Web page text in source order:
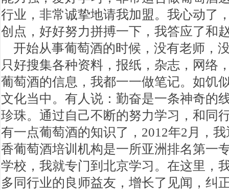
行业，非常诚挚地请我加盟。我心动了
创点，好好努力拼搏一下，我答应了和
开始从事葡萄酒的时候，没有老师，
只好搜集各种资料，报纸，杂志，网络
葡萄酒的信息，我都一一做笔记。如饥
文化当中。有人说：勤奋是一条神奇的
珍珠。通过自己不断的努力学习，和同
有一点葡萄酒的知识了，2012年2月，
香葡萄酒培训机构是一所亚洲排名第一
学校，我就专门到北京学习。在这里，
多同行业的良师益友，增长了见闻，纠